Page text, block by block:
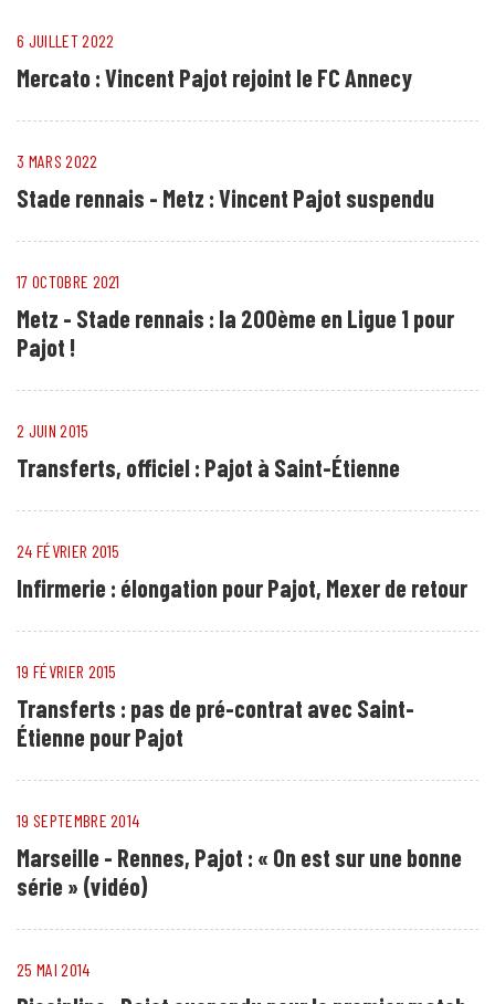
6 JUILLET 2022
Mercato : Vincent Pajot rejoint le FC Annecy
3 MARS 2022
Stade rennais - Metz : Vincent Pajot suspendu
17 OCTOBRE 2021
Metz - Stade rennais : la 200ème en Ligue 1 pour
Pajot !
2 JUIN 2015
Transferts, officiel : Pajot à Saint-Étienne
24 FÉVRIER 2015
Infirmerie : élongation pour Pajot, Mexer de retour
19 FÉVRIER 2015
Transferts : pas de pré-contrat avec Saint-
Étienne pour Pajot
19 SEPTEMBRE 2014
Marseille - Rennes, Pajot : « On est sur une bonne
série » (vidéo)
25 MAI 2014